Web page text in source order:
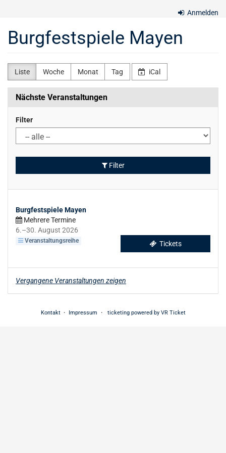
Inhalt
springen
Anmelden
Burgfestspiele Mayen
Liste Woche Monat Tag iCal
Nächste Veranstaltungen
Filter
Filter
Burgfestspiele Mayen
Mehrere Termine
6.–bis
30. August 2026
Veranstaltungsreihe Tickets
Vergangene Veranstaltungen zeigen
Kontakt Impressum ticketing powered by VR Ticket